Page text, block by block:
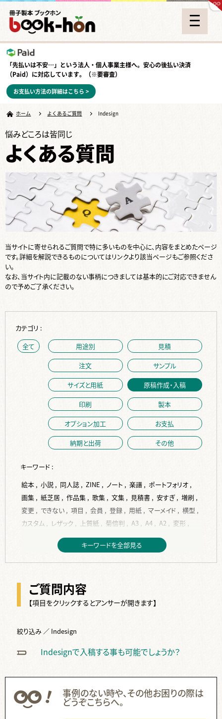
「先払いは不安…」という法人・個人事業主様へ。安心の後払い決済
（Paid） に対応しています。（※要審査）
お支払い方法の詳細はこちら >
ホーム よくあるご質問 Indesign
悩みどころは皆同じ
よくある質問
当サイトに寄せられるご質問で特に多いものを中心に、内容をまとめたページ
です。詳細を解説できるものについてはリンクより該当ページもご参照くださ
い。
なお、当サイト内に記載のない事柄につきましては基本的にご対応できません
ので予めご了承ください。
カテゴリ :
全て
用途別 見積
注文 サンプル
サイズと用紙 原稿作成・入稿
印刷 製本
オプション加工 お支払
納期と出荷 その他
キーワード :
絵本 , 小説 , 同人誌 , ZINE , ノート , 楽譜 , ポートフォリオ ,
画集 , 紙芝居 , 作品集 , 歌集 , 文集 , 見積書 , 安すぎ , 増刷 ,
変更 , できない , 項目 , 会員 , 登録 , 用紙 , マーメイド , 横型 ,
カスタム , レザック , 上質紙 , 菊倍判 , A3 , A4 , A2 , 変形 ,
トレーシングペーパー ,B6 ,ISO216 ,
作成 , 入稿 , PDF ,背表紙 ,背幅 ,
計算 ,
Indesign ,フォント ,サイズ ,再入稿 ,単ページ ,データ ,
写真 ,ページ ,テンプレート ,
裏表紙 ,デザイン ,ppi ,換算 ,トンボ , 余白 ,差し替え ,
2段組 ,
画像 ,
タイトル ,白紙 ,カラー ,オリジナル ,色 ,オンデマンド ,
無線綴じ ,中綴じ ,ハードカバー ,ノド ,ページ数 ,フランス装 ,
左綴じ ,
まとめて ,くるみ製本 ,手製本 ,PP , カバー , 帯 ,
片袖折り ,
小口折り ,箔押し ,見返し ,
キーワードを全部見る
ご質問内容
【項目をクリックするとアンサーが開きます】
絞り込み ／ Indesign
Indesignで入稿する事も可能でしょうか？
事例のない時や、その他お困りの際は
どうぞこちらへ。